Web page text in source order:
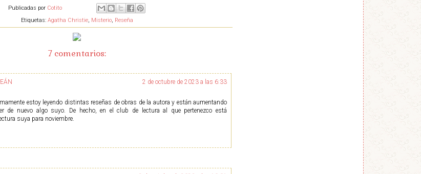
Publicadas por Cotito
Etiquetas: Agatha Christie, Misterio, Reseña
7 comentarios:
2 de octubre de 2023 a las 6:33
estoy leyendo distintas reseñas de obras de la autora y están aumentando
de nuevo algo suyo. De hecho, en el club de lectura al que pertenezco está
suya para noviembre.